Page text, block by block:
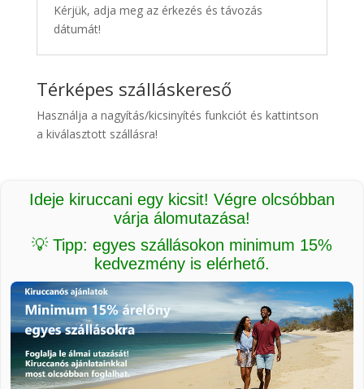
Kérjük, adja meg az érkezés és távozás
dátumát!
Térképes szálláskereső
Használja a nagyítás/kicsinyítés funkciót és kattintson
a kiválasztott szállásra!
Ideje kiruccani egy kicsit! Végre olcsóbban
várja álomutazása!
💡 Tipp: egyes szállásokon minimum 15%
kedvezmény is elérhető.